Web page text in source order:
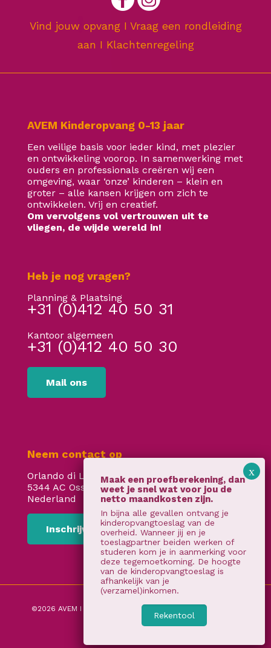
Vind jouw opvangI Vraag een rondleiding
aan I Klachtenregeling
AVEM Kinderopvang 0-13 jaar
Een veilige basis voor ieder kind, met plezier
en ontwikkeling voorop. In samenwerking met
ouders en professionals creëren wij een
omgeving, waar ‘onze’ kinderen – klein en
groter – alle kansen krijgen om zich te
ontwikkelen. Vrij en creatief.
Om vervolgens vol vertrouwen uit te
vliegen, de wijde wereld in!
Heb je nog vragen?
Planning & Plaatsing
+31 (0)412 40 50 31
Kantoor algemeen
+31 (0)412 40 50 30
Mail ons
Neem contact op
Orlando di Lassostraat 24
5344 AC Oss
Nederland
Inschrijven
©2026 AVEM I Algemene voorwaarden privacy verklaring
In bijna alle gevallen ontvang je
kinderopvangtoeslag van de
overheid. Wanneer jij en je
toeslagpartner beiden werken of
studeren kom je in aanmerking voor
deze tegemoetkoming. De hoogte
van de kinderopvangtoeslag is
afhankelijk van je
(verzamel)inkomen.
Rekentool